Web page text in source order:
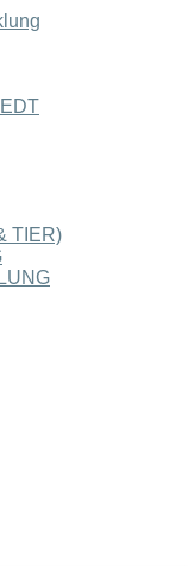
TIER)